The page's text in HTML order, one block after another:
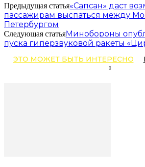
Предыдущая статья«Сапсан» даст
пассажирам выспаться между
Петербургом
Следующая статьяМинобороны
пуска гиперзвуковой ракеты
ЭТО МОЖЕТ БЫТЬ ИНТЕРЕСНО